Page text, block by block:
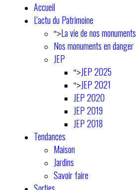
Accueil
L'actu du Patrimoine
">La vie de nos monuments
Nos monuments en danger
JEP
">JEP 2025
">JEP 2021
JEP 2020
JEP 2019
JEP 2018
Tendances
Maison
Jardins
Savoir faire